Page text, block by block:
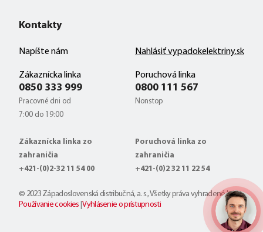
Kontakty
Napíšte nám
Zákaznícka linka
0850 333 999
Pracovné dni od
7:00 do 19:00
Zákaznícka linka zo
zahraničia
+421-(0)2-32 11 54 00
Nahlásiť vypadokelektriny.sk
Poruchová linka
0800 111 567
Nonstop
Poruchová linka zo
zahraničia
+421-(0)2 32 11 22 54
© 2023 Západoslovenská distribučná, a. s., Všetky práva vyhradené |
Používanie cookies |Vyhlásenie o prístupnosti